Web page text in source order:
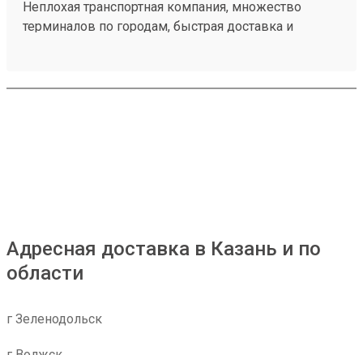
Неплохая транспортная компания, множество
терминалов по городам, быстрая доставка и
Единственный наверно минус это платный въезд
Адресная доставка в Казань и по
области
г Зеленодольск